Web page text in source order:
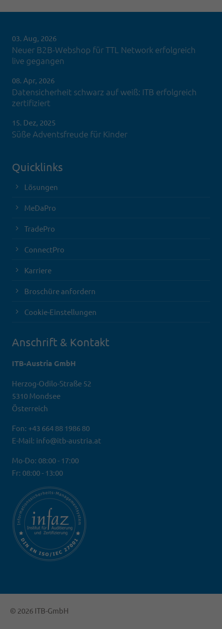
03. Aug, 2026
Neuer B2B-Webshop für TTL Network erfolgreich
live gegangen
08. Apr, 2026
Datensicherheit schwarz auf weiß: ITB erfolgreich
zertifiziert
15. Dez, 2025
Süße Adventsfreude für Kinder
Quicklinks
Lösungen
MeDaPro
TradePro
ConnectPro
Karriere
Broschüre anfordern
Cookie-Einstellungen
Anschrift & Kontakt
ITB-Austria GmbH
Herzog-Odilo-Straße 52
5310 Mondsee
Österreich
Fon: +43 664 88 1986 80
E-Mail: info@itb-austria.at
Mo-Do: 08:00 - 17:00
Fr: 08:00 - 13:00
© 2026 ITB-GmbH